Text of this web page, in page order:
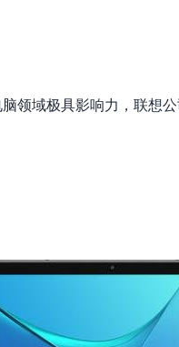
领域极具影响力，联想